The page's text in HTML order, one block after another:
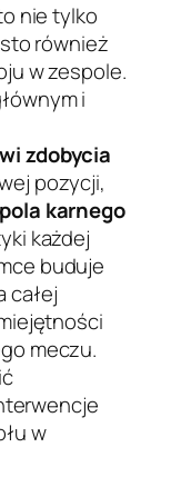
nie tylko
również
w zespole.
i
zdobycia
pozycji,
karnego
każdej
buduje
całej
meczu.
w